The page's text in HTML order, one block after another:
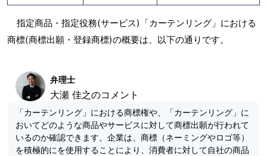
指定商品・指定役務(サービス)「カーテンリング」における
商標(商標出願・登録商標)の概要は、以下の通りです。
弁理士
大瀬 佳之のコメント
「カーテンリング」における商標権や、「カーテンリング」に
おいてどのような商品やサービスに対して商標出願が行われて
いるのか確認できます。企業は、商標（ネーミングやロゴ等）
を積極的にを使用することにより、消費者に対して自社の商品